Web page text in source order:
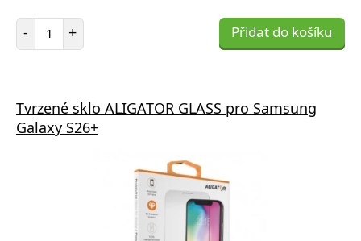
- Počet položek
+ Přidat do košíku
Tvrzené sklo ALIGATOR GLASS pro Samsung
Galaxy S26+